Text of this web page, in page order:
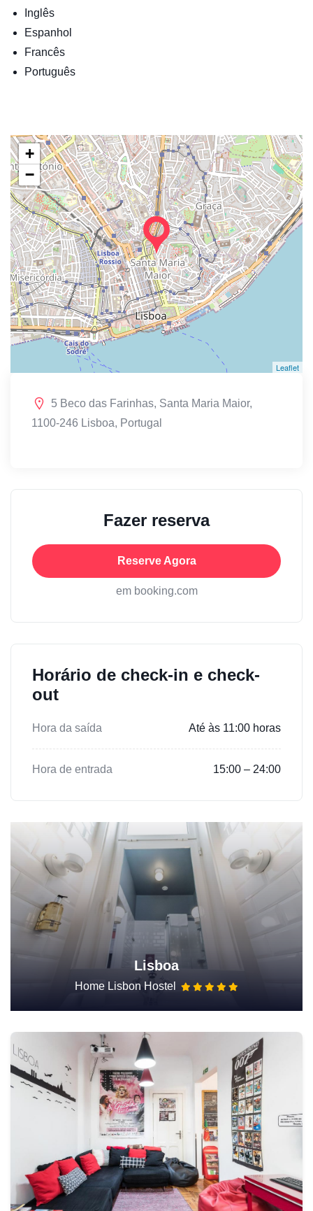
Inglês
Espanhol
Francês
Português
+
−
Leaflet
5 Beco das Farinhas, Santa Maria Maior,
1100-246 Lisboa, Portugal
Fazer reserva
Reserve Agora
em booking.com
Horário de check-in e check-
out
Hora da saída Até às 11:00 horas
Hora de entrada 15:00 – 24:00
Lisboa
Home Lisbon Hostel